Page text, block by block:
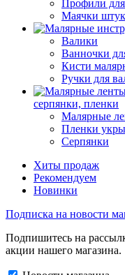
Профили
Маячки
Валики
Ванночки
Кисти
Ручки для
серпянки, пленки
Малярные
Пленки
Серпянки
Хиты продаж
Рекомендуем
Новинки
Подписка на новости
Подпишитесь на
акции нашего магазина.